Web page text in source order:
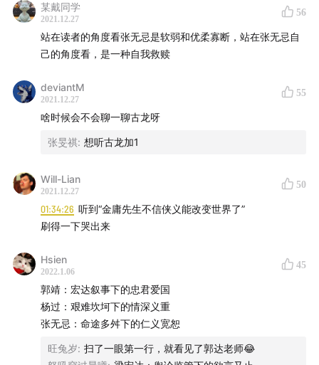
某戴同学
2021.12.27
56
站在读者的角度看张无忌是软弱和优柔寡断，站在张无忌自
己的角度看，是一种自我救赎
deviantM
2021.12.27
55
啥时候会不会聊一聊古龙呀
张旻祺: 想听古龙加1
Will-Lian
2021.12.27
50
01:34:26 听到“金庸先生不信侠义能改变世界了”
刷得一下哭出来
Hsien
2022.1.06
45
郭靖：宏达叙事下的忠君爱国
杨过：艰难坎坷下的情深义重
张无忌：命途多舛下的仁义宽恕
旺兔岁: 扫了一眼第一行，就看见了郭达老师😂